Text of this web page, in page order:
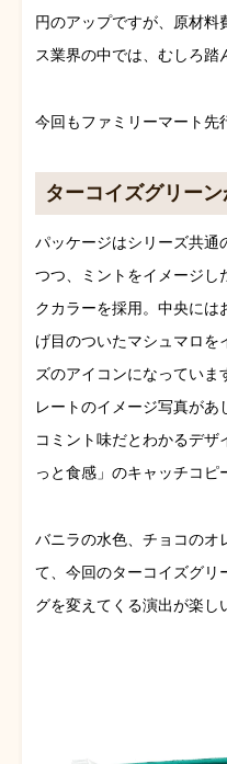
円のアップですが、原材料
ス業界の中では、むしろ踏
今回もファミリーマート先
ターコイズグリー
パッケージはシリーズ共通
つつ、ミントをイメージし
クカラーを採用。中央には
げ目のついたマシュマロを
ズのアイコンになっていま
レートのイメージ写真があ
コミント味だとわかるデ
っと食感」のキャッチコピ
バニラの水色、チョコのオ
て、今回のターコイズグリ
グを変えてくる演出が楽し